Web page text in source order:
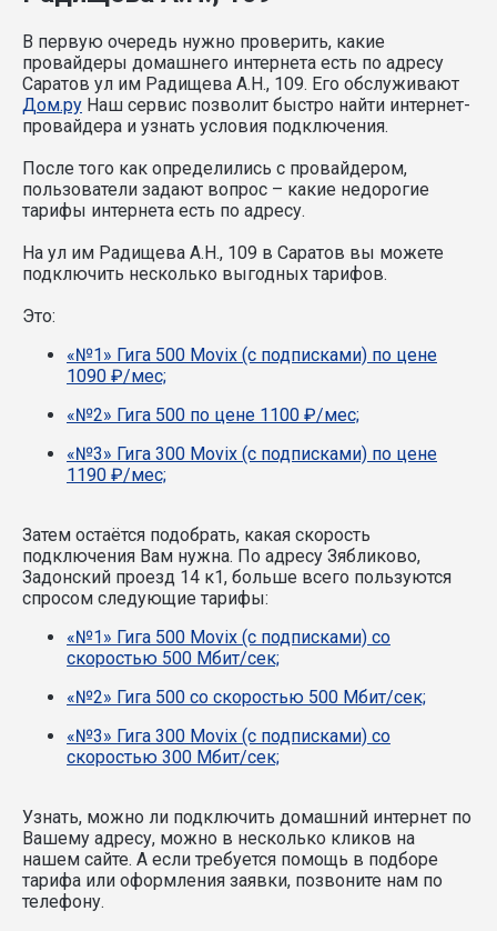
В первую очередь нужно проверить, какие
провайдеры домашнего интернета есть по адресу
Саратов ул им Радищева А.Н., 109. Его обслуживают
Дом.ру Наш сервис позволит быстро найти интернет-
провайдера и узнать условия подключения.
После того как определились с провайдером,
пользователи задают вопрос – какие недорогие
тарифы интернета есть по адресу.
На ул им Радищева А.Н., 109 в Саратов вы можете
подключить несколько выгодных тарифов.
Это:
«№1» Гига 500 Movix (с подписками) по цене
1090 ₽/мес;
«№2» Гига 500 по цене 1100 ₽/мес;
«№3» Гига 300 Movix (с подписками) по цене
1190 ₽/мес;
Затем остаётся подобрать, какая скорость
подключения Вам нужна. По адресу Зябликово,
Задонский проезд 14 к1, больше всего пользуются
спросом следующие тарифы:
«№1» Гига 500 Movix (с подписками) со
скоростью 500 Мбит/сек;
«№2» Гига 500 со скоростью 500 Мбит/сек;
«№3» Гига 300 Movix (с подписками) со
скоростью 300 Мбит/сек;
Узнать, можно ли подключить домашний интернет по
Вашему адресу, можно в несколько кликов на
нашем сайте. А если требуется помощь в подборе
тарифа или оформления заявки, позвоните нам по
телефону.